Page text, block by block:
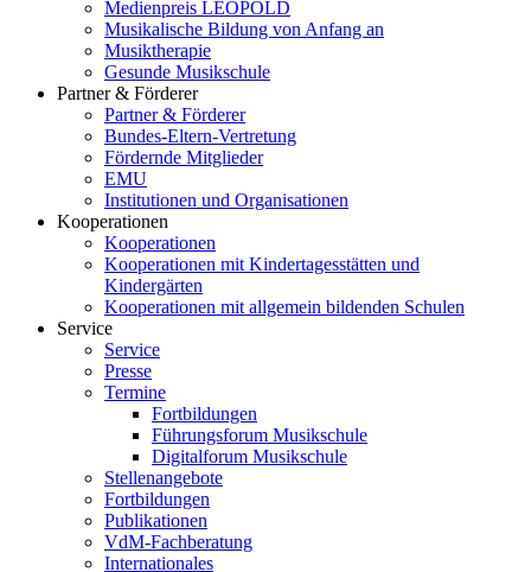
Medienpreis LEOPOLD
Musikalische Bildung von Anfang an
Musiktherapie
Gesunde Musikschule
Partner & Förderer
Partner & Förderer
Bundes-Eltern-Vertretung
Fördernde Mitglieder
EMU
Institutionen und Organisationen
Kooperationen
Kooperationen
Kooperationen mit Kindertagesstätten und
Kindergärten
Kooperationen mit allgemein bildenden Schulen
Service
Service
Presse
Termine
Fortbildungen
Führungsforum Musikschule
Digitalforum Musikschule
Stellenangebote
Fortbildungen
Publikationen
VdM-Fachberatung
Internationales